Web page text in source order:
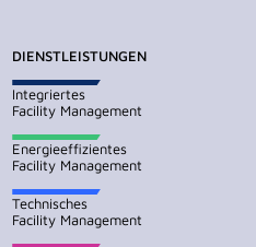
DIENSTLEISTUNGEN
Integriertes
Facility Management
Energieeffizientes
Facility Management
Technisches
Facility Management